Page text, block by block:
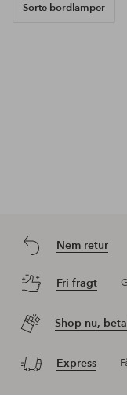
Sorte bordlamper
Nem retur
Fri fragt
Shop nu,
Express